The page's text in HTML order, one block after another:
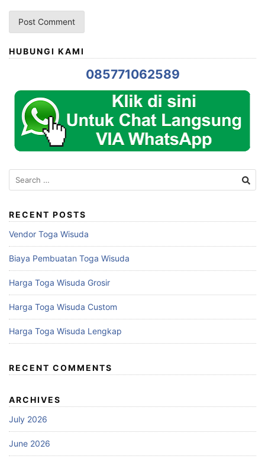
HUBUNGI KAMI
085771062589
Search
for:
RECENT POSTS
Vendor Toga Wisuda
Biaya Pembuatan Toga Wisuda
Harga Toga Wisuda Grosir
Harga Toga Wisuda Custom
Harga Toga Wisuda Lengkap
RECENT COMMENTS
ARCHIVES
July 2026
June 2026